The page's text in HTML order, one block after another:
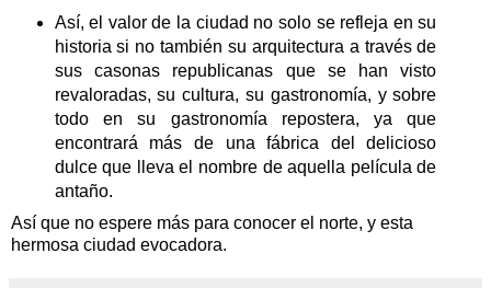
Así, el valor de la ciudad no solo se refleja en su
historia si no también su arquitectura a través de
sus casonas republicanas que se han visto
revaloradas, su cultura, su gastronomía, y sobre
todo en su gastronomía repostera, ya que
encontrará más de una fábrica del delicioso
dulce que lleva el nombre de aquella película de
antaño.
Así que no espere más para conocer el norte, y esta
hermosa ciudad evocadora.